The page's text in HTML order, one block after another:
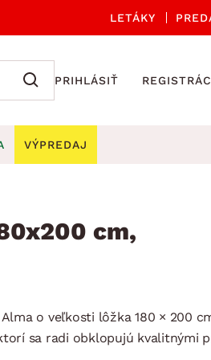
LETÁKY
PRIHLÁSIŤ
Kuchynské
Zobrazit vše
stoličky a kreslá
hojdačky
lehátka
VÝPREDAJ
cm,
o veľkosti lôžka 180 × 200
sa radi obklopujú kvalitnými